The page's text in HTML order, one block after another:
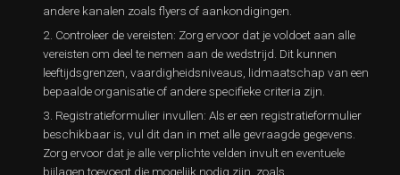
andere kanalen zoals flyers of aankondigingen.
Controleer de vereisten: Zorg ervoor dat je voldoet aan alle
vereisten om deel te nemen aan de wedstrijd. Dit kunnen
leeftijdsgrenzen, vaardigheidsniveaus, lidmaatschap van een
bepaalde organisatie of andere specifieke criteria zijn.
Registratieformulier invullen: Als er een registratieformulier
beschikbaar is, vul dit dan in met alle gevraagde gegevens.
Zorg ervoor dat je alle verplichte velden invult en eventuele
bijlagen toevoegt die mogelijk nodig zijn, zoals